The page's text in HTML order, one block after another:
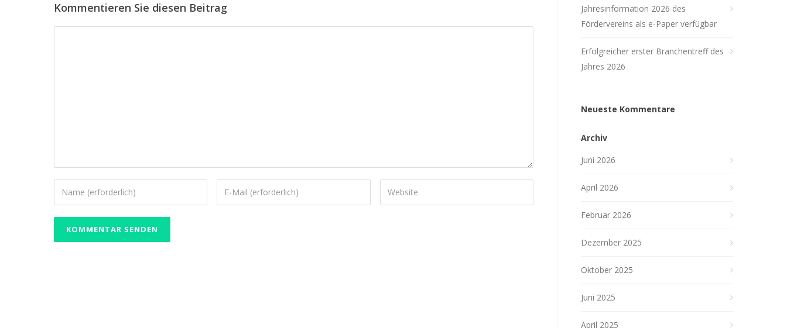
Kommentieren Sie diesen Beitrag
Jahresinformation 2026 des
Fördervereins als e-Paper verfügbar
Erfolgreicher erster Branchentreff des
Jahres 2026
Neueste Kommentare
Archiv
Juni 2026
April 2026
Februar 2026
Dezember 2025
Oktober 2025
Juni 2025
April 2025